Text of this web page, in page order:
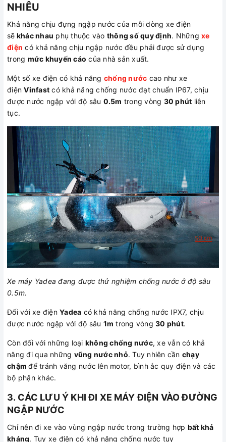
NHIÊU
Khả năng chịu đựng ngập nước của mỗi dòng xe điện
sẽ khác nhau phụ thuộc vào thông số quy định. Những xe
điện có khả năng chịu ngập nước đều phải được sử dụng
trong mức khuyến cáo của nhà sản xuất.
Một số xe điện có khả năng chống nước cao như xe
điệnVinfast có khả năng chống nước đạt chuẩn IP67, chịu
được nước ngập với độ sâu 0.5m trong vòng 30 phút liên
tục.
Xe máy Yadea đang được thử nghiệm chống nước ở độ sâu
0.5m.
Đối với xe điện Yadea có khả năng chống nước IPX7, chịu
được nước ngập với độ sâu 1m trong vòng 30 phút.
Còn đối với những loại không chống nước, xe vẫn có khả
năng đi qua những vũng nước nhỏ. Tuy nhiên cần chạy
chậmđể tránh văng nước lên motor, bình ắc quy điện và các
bộ phận khác.
3. CÁC LƯU Ý KHI ĐI XE MÁY ĐIỆN VÀO ĐƯỜNG
NGẬP NƯỚC
Chỉ nên đi xe vào vùng ngập nước trong trường hợp bất khả
kháng. Tuy xe điện có khả năng chống nước tuy